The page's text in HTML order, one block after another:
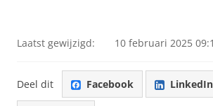
Laatst gewijzigd: 10 februari 2025
Deel dit Facebook LinkedIn